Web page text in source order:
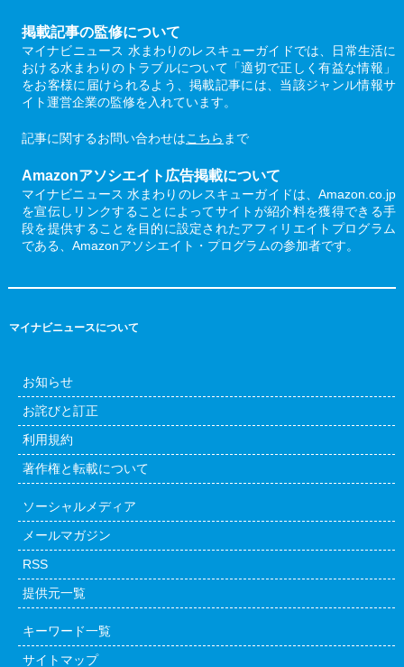
掲載記事の監修について
マイナビニュース 水まわりのレスキューガイドでは、日常生活に
おける水まわりのトラブルについて「適切で正しく有益な情報」
をお客様に届けられるよう、掲載記事には、当該ジャンル情報サ
イト運営企業の監修を入れています。
記事に関するお問い合わせはこちら まで
Amazonアソシエイト広告掲載について
マイナビニュース 水まわりのレスキューガイドは、Amazon.co.jp
を宣伝しリンクすることによってサイトが紹介料を獲得できる手
段を提供することを目的に設定されたアフィリエイトプログラム
である、Amazonアソシエイト・プログラムの参加者です。
マイナビニュースについて
お知らせ
お詫びと訂正
利用規約
著作権と転載について
ソーシャルメディア
メールマガジン
RSS
提供元一覧
キーワード一覧
サイトマップ